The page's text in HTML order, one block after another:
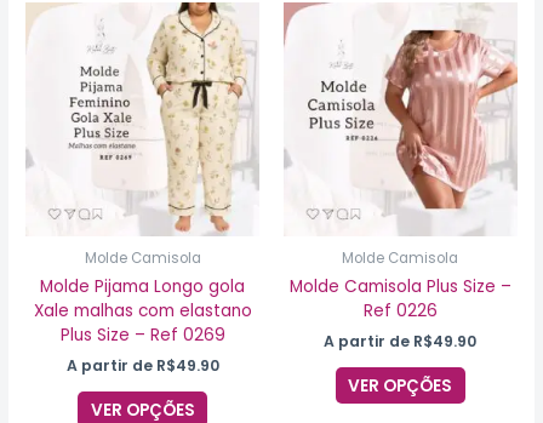
Molde Camisola
Molde Pijama Longo gola
Xale malhas com elastano
Plus Size – Ref 0269
A partir de R$49.90
VER OPÇÕES
Este
produto
tem
várias
variantes.
As
opções
podem
ser
escolhidas
página
do
produto
Molde Camisola
Molde Camisola Plus Size –
Ref 0226
A partir de R$49.90
VER OPÇÕES
Este
produto
tem
várias
As
opções
podem
ser
página